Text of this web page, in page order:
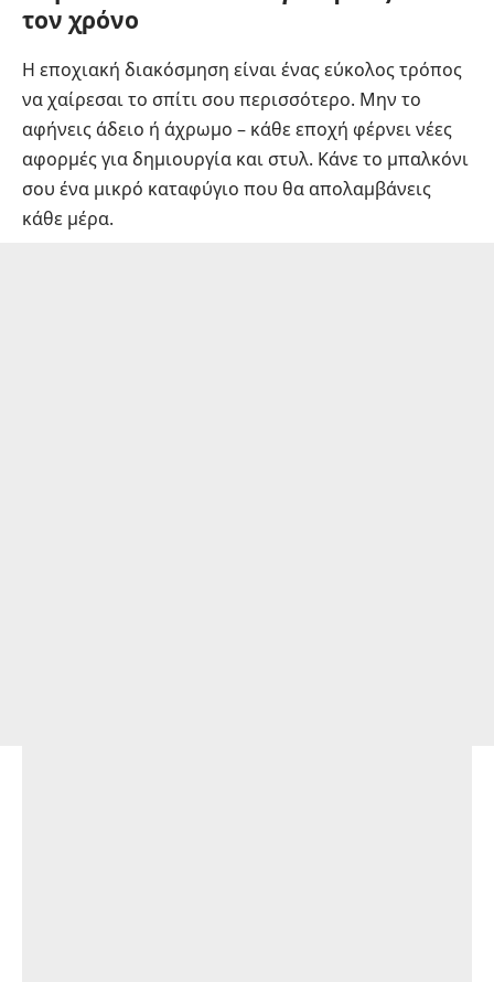
τον χρόνο
Η εποχιακή διακόσμηση είναι ένας εύκολος τρόπος
να χαίρεσαι το σπίτι σου περισσότερο. Μην το
αφήνεις άδειο ή άχρωμο – κάθε εποχή φέρνει νέες
αφορμές για δημιουργία και στυλ. Κάνε το μπαλκόνι
σου ένα μικρό καταφύγιο που θα απολαμβάνεις
κάθε μέρα.